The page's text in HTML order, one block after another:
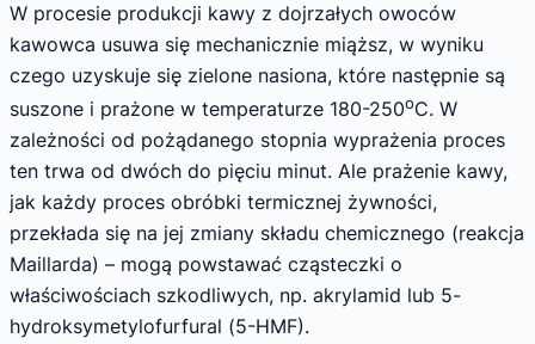
W procesie produkcji kawy z dojrzałych owoców
kawowca usuwa się mechanicznie miąższ, w wyniku
czego uzyskuje się zielone nasiona, które następnie są
suszone i prażone w temperaturze 180-250oC. W
zależności od pożądanego stopnia wyprażenia proces
ten trwa od dwóch do pięciu minut. Ale prażenie kawy,
jak każdy proces obróbki termicznej żywności,
przekłada się na jej zmiany składu chemicznego (reakcja
Maillarda) – mogą powstawać cząsteczki o
właściwościach szkodliwych, np. akrylamid lub 5-
hydroksymetylofurfural (5-HMF).